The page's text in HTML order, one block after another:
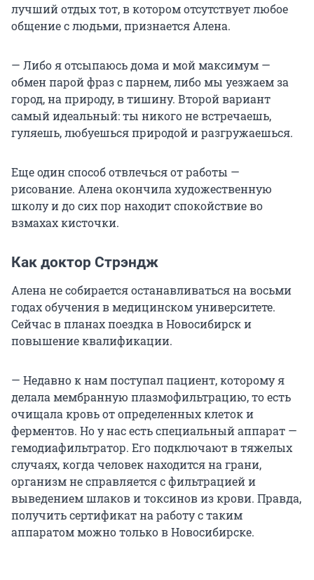
лучший отдых тот, в котором отсутствует любое
общение с людьми, признается Алена.
— Либо я отсыпаюсь дома и мой максимум —
обмен парой фраз с парнем, либо мы уезжаем за
город, на природу, в тишину. Второй вариант
самый идеальный: ты никого не встречаешь,
гуляешь, любуешься природой и разгружаешься.
Еще один способ отвлечься от работы —
рисование. Алена окончила художественную
школу и до сих пор находит спокойствие во
взмахах кисточки.
Как доктор Стрэндж
Алена не собирается останавливаться на восьми
годах обучения в медицинском университете.
Сейчас в планах поездка в Новосибирск и
повышение квалификации.
— Недавно к нам поступал пациент, которому я
делала мембранную плазмофильтрацию, то есть
очищала кровь от определенных клеток и
ферментов. Но у нас есть специальный аппарат —
гемодиафильтратор. Его подключают в тяжелых
случаях, когда человек находится на грани,
организм не справляется с фильтрацией и
выведением шлаков и токсинов из крови. Правда,
получить сертификат на работу с таким
аппаратом можно только в Новосибирске.